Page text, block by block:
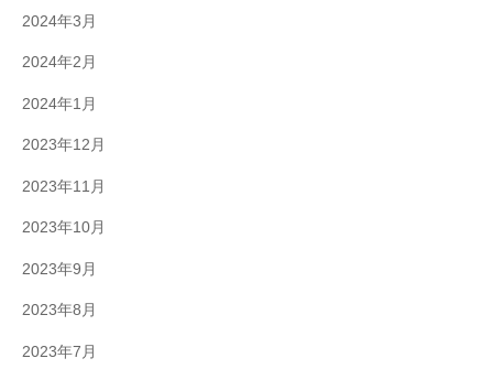
2024年3月
2024年2月
2024年1月
2023年12月
2023年11月
2023年10月
2023年9月
2023年8月
2023年7月